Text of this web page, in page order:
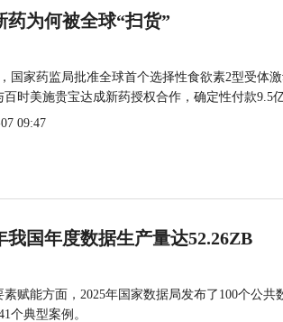
药为何被全球“扫货”
国家药监局批准全球首个选择性食欲素2型受体
百时美施贵宝达成新药授权合作，确定性付款
09:47
我国年度数据生产量达52.26ZB
素赋能方面，2025年国家数据局发布了100个公
个典型案例。